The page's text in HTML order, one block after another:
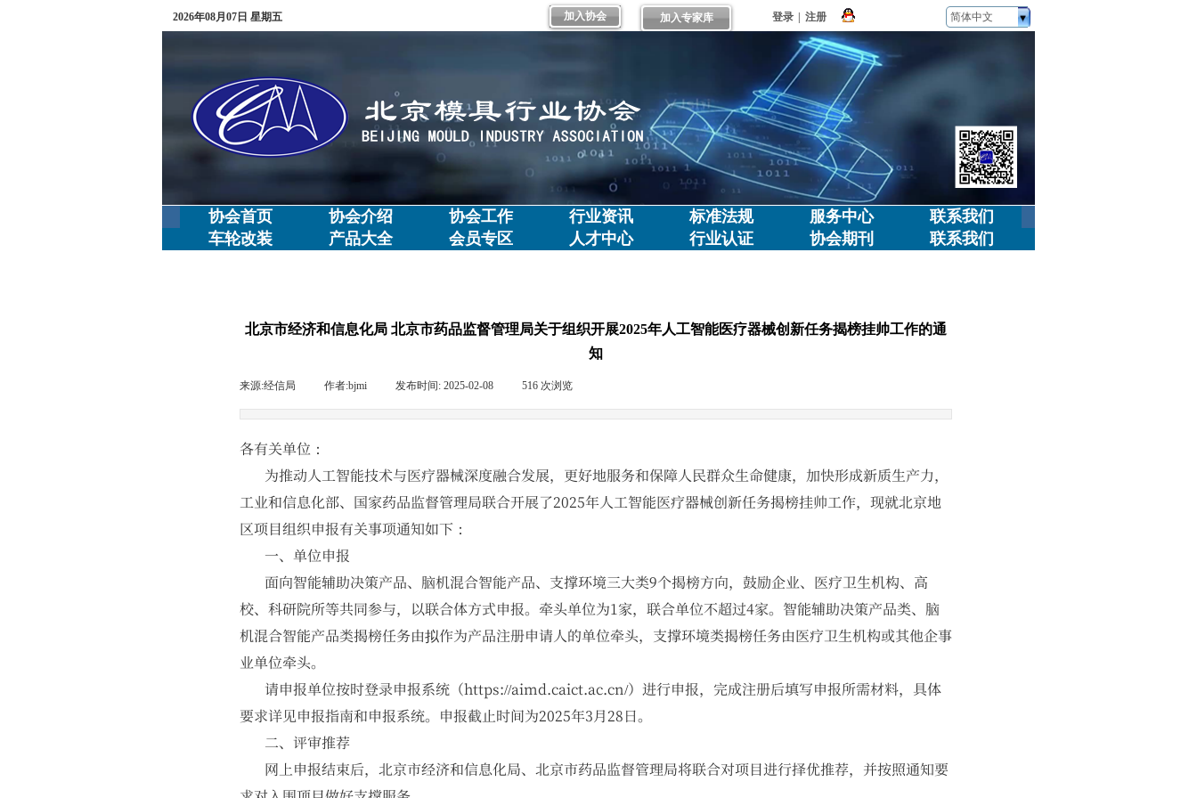
登录 注册
加入协会 加入专家库 简体中文
2026年08月07日 星期五
协会首页 协会介绍 协会工作 行业资讯 标准法规 服务中心
联系我们
车轮改装
产品大全 会员专区 人才中心 行业认证 协会期刊 联系我们
北京市经济和信息化局 北京市药品监督管理局关于组织开展2025年人工智能医疗器械创新任务揭榜挂帅工作的通
知
来源:经信局 作者:bjmi 发布时间: 2025-02-08 516 次浏览
各有关单位：
为推动人工智能技术与医疗器械深度融合发展，更好地服务和保障人民群众生命健康，加快形成新质生产力，
工业和信息化部、国家药品监督管理局联合开展了2025年人工智能医疗器械创新任务揭榜挂帅工作，现就北京地
区项目组织申报有关事项通知如下：
一、单位申报
面向智能辅助决策产品、脑机混合智能产品、支撑环境三大类9个揭榜方向，鼓励企业、医疗卫生机构、高
校、科研院所等共同参与，以联合体方式申报。牵头单位为1家，联合单位不超过4家。智能辅助决策产品类、脑
机混合智能产品类揭榜任务由拟作为产品注册申请人的单位牵头，支撑环境类揭榜任务由医疗卫生机构或其他企事
业单位牵头。
请申报单位按时登录申报系统（https://aimd.caict.ac.cn/）进行申报，完成注册后填写申报所需材料，具体
要求详见申报指南和申报系统。申报截止时间为2025年3月28日。
二、评审推荐
网上申报结束后，北京市经济和信息化局、北京市药品监督管理局将联合对项目进行择优推荐，并按照通知要